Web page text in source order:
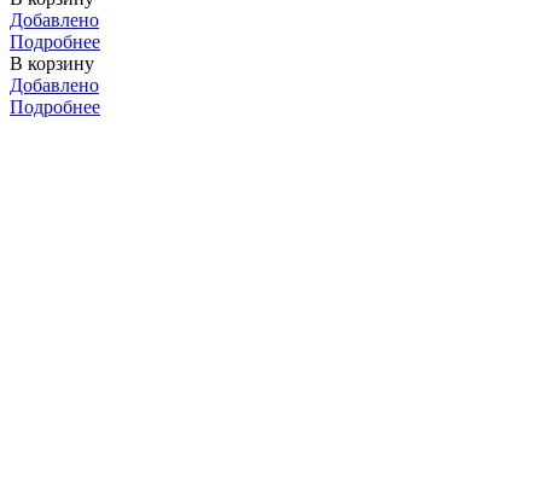
Добавлено
Подробнее
В корзину
Добавлено
Подробнее